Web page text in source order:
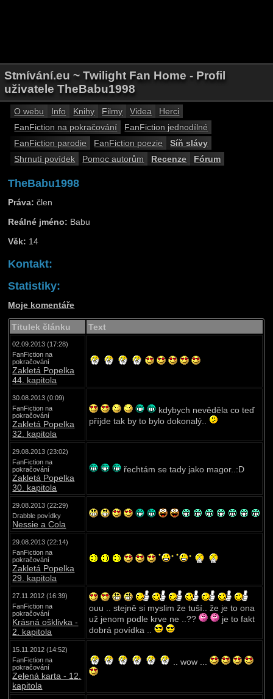
Stmívání.eu ~ Twilight Fan Home - Profil
uživatele TheBabu1998
O webu Info Knihy Filmy Videa
Herci
FanFiction na pokračování
FanFiction jednodílné
FanFiction parodie
FanFiction poezie
Síň slávy
Shrnutí povídek
Pomoc autorům Recenze Fórum
TheBabu1998
Práva: člen
Reálné jméno: Babu
Věk: 14
Kontakt:
Statistiky:
Moje komentáře
Titulek článku Text
02.09.2013 (17:28)
FanFiction na
pokračování
Zakletá Popelka
44. kapitola
30.08.2013 (0:09)
FanFiction na
pokračování
Zakletá Popelka
32. kapitola
kdybych nevěděla co teď
příjde tak by to bylo dokonalý..
29.08.2013 (23:02)
FanFiction na
pokračování
Zakletá Popelka
30. kapitola
řechtám se tady jako magor..:D
29.08.2013 (22:29)
Drabble povídky
Nessie a Cola
29.08.2013 (22:14)
FanFiction na
pokračování
Zakletá Popelka
29. kapitola
27.11.2012 (16:39)
FanFiction na
pokračování
Krásná ošklivka -
2. kapitola
ouu .. stejně si myslim že tuší.. že je to ona
už jenom podle krve ne ..??
je to fakt
dobrá povídka ..
15.11.2012 (14:52)
FanFiction na
pokračování
Zelená karta - 12.
kapitola
.. wow ...